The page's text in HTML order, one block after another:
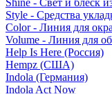
Shine - Свет и блеск
Style - Средства
Color - Линия для
Volume - Линия для
Help Is Here (Россия)
Hempz (США)
Indola (Германия)
Indola Act Now